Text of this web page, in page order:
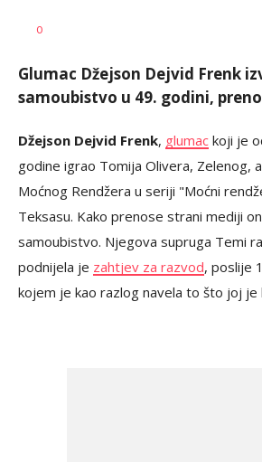
AUTOR
0
Glumac Džejson Dejvid Frenk
samoubistvo u 49. godini,
Džejson Dejvid Frenk, glumac koji je
godine igrao Tomija Olivera, Zelenog,
Moćnog Rendžera u seriji "Moćni
Teksasu. Kako prenose strani mediji
samoubistvo. Njegova supruga Temi
podnijela je zahtjev za razvod, poslije
kojem je kao razlog navela to što joj je